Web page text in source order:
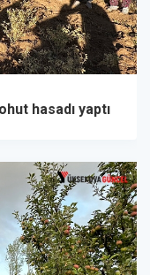
hasadı yaptı